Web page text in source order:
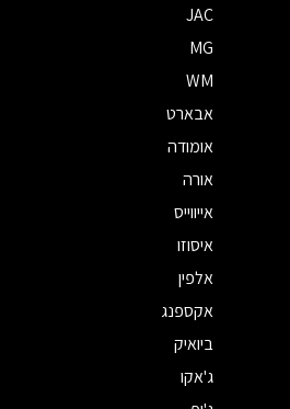
JAC
MG
WM
אבארט
אומודה
אורה
אייווייס
איסוזו
אלפין
אקספנג
ביואיק
ג'אקו